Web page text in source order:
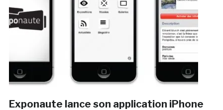
Exponaute lance son application iPhone